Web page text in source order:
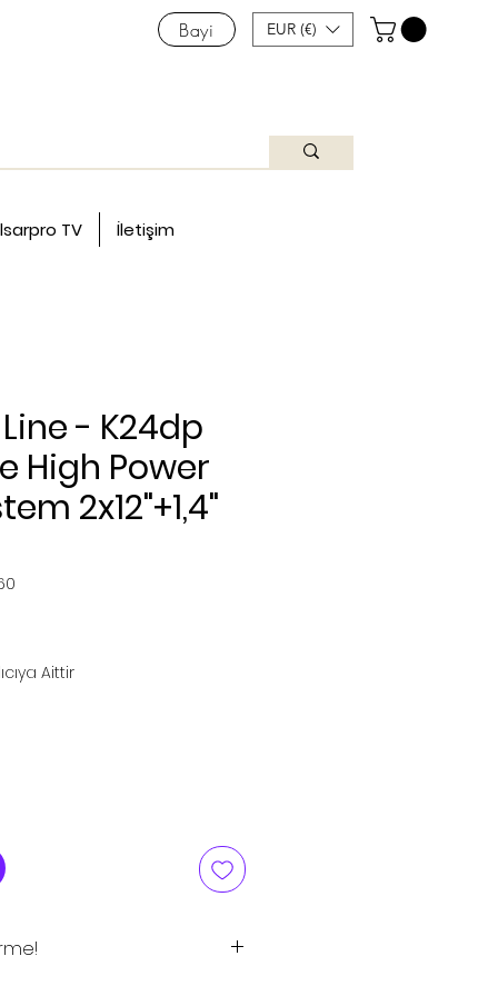
Bayi EUR (€)
TV İletişim
- K24dp
High Power
2x12"+1,4"
Aittir